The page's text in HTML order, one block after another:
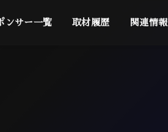
ンサー一覧 取材履歴 関連情報